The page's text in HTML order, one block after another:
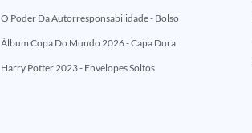
O Poder Da Autorresponsabilidade - Bolso
Álbum Copa Do Mundo 2026 - Capa Dura
Harry Potter 2023 - Envelopes Soltos